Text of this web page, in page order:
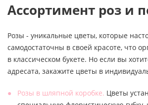
Ассортимент роз и
Розы - уникальные цветы, которые
самодостаточны в своей красоте, что
в классическом букете. Но если вы
адресата, закажите цветы в
Розы в шляпной коробке. Цветы